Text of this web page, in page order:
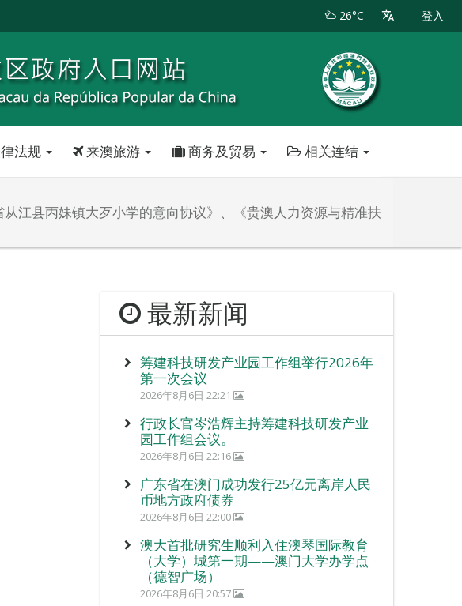
26°C 登入
法规 来澳旅游 商务及贸易 相关连结
江县丙妹镇大歹小学的意向协议》、《贵澳人力资源与精准扶
最新新闻
筹建科技研发产业园工作组举行2026年
第一次会议
2026年8月6日 22:21
行政长官岑浩辉主持筹建科技研发产业
园工作组会议。
2026年8月6日 22:16
广东省在澳门成功发行25亿元离岸人民
币地方政府债券
2026年8月6日 22:00
澳大首批研究生顺利入住澳琴国际教育
（大学）城第一期——澳门大学办学点
（德智广场）
2026年8月6日 20:57